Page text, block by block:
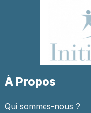
À Propos
Qui sommes-nous ?